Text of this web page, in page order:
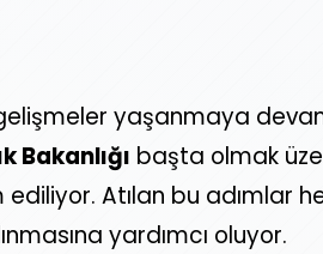
yaşanmaya
Bakanlığı başta olmak
Atılan bu adımlar
yardımcı oluyor.